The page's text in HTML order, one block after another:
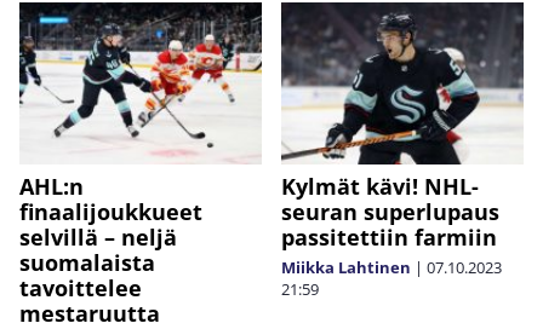
AHL:n
finaalijoukkueet
selvillä – neljä
suomalaista
tavoittelee
mestaruutta
Kylmät kävi! NHL-
seuran superlupaus
passitettiin farmiin
Miikka Lahtinen | 07.10.2023
21:59